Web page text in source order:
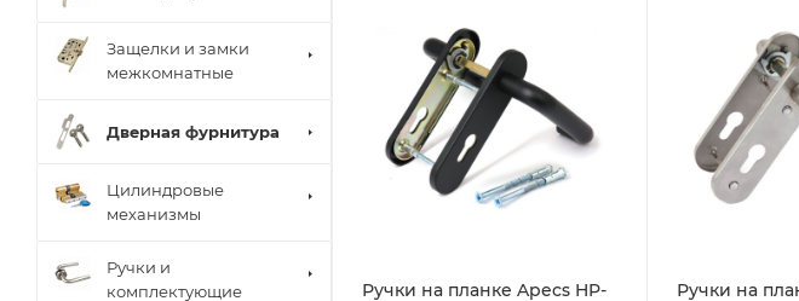
Ручки на планке Apecs HP-
Ручки на
Защелки и замки
межкомнатные
Дверная фурнитура
Цилиндровые
механизмы
Ручки и
комплектующие